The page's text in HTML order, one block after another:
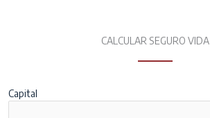
CALCULAR SEGURO VIDA
Capital